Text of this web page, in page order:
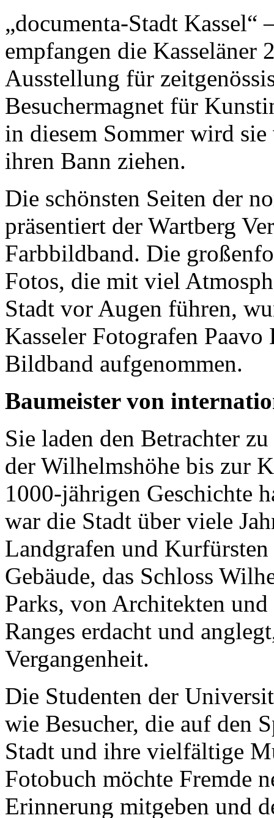
„documenta-Stadt Kassel“
empfangen die Kasseläner
Ausstellung für
Besuchermagnet für
in diesem Sommer wird
ihren Bann ziehen.
Die schönsten Seiten der
präsentiert der Wartberg
Farbbildband. Die
Fotos, die mit viel
Stadt vor Augen führen,
Kasseler Fotografen
Bildband aufgenommen.
Baumeister von
Sie laden den Betrachter
der Wilhelmshöhe bis zur
1000-jährigen Geschichte
war die Stadt über viele
Landgrafen und
Gebäude, das Schloss
Parks, von Architekten
Ranges erdacht und
Vergangenheit.
Die Studenten der
wie Besucher, die auf den
Stadt und ihre vielfältige
Fotobuch möchte Fremde
Erinnerung mitgeben und